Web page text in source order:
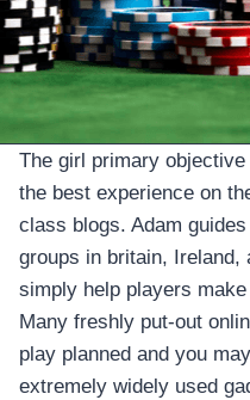
The girl primary
the best experience on
class blogs. Adam
groups in britain, Ireland,
simply help players
Many freshly put-out
play planned and you
extremely widely used